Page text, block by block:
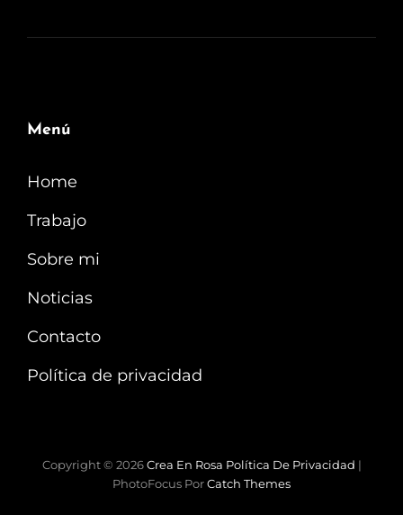
Menú
Home
Trabajo
Sobre mi
Noticias
Contacto
Política de privacidad
Copyright © 2026Crea En Rosa Política De Privacidad |
PhotoFocus PorCatch Themes